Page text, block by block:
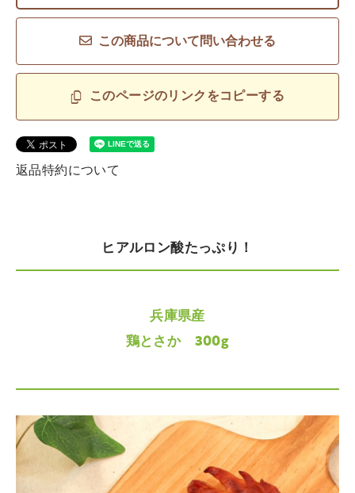
この商品について問い合わせる
このページのリンクをコピーする
返品特約について
ヒアルロン酸たっぷり！
兵庫県産
鶏とさか 300g